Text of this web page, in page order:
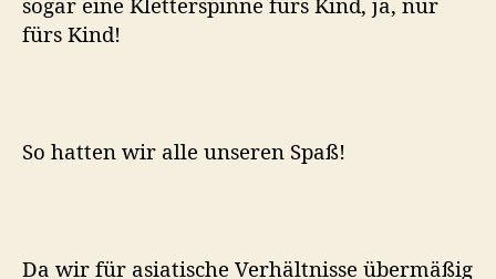
fürs Kind!
So hatten wir alle unseren Spaß!
Da wir für asiatische Verhältnisse übermäßig